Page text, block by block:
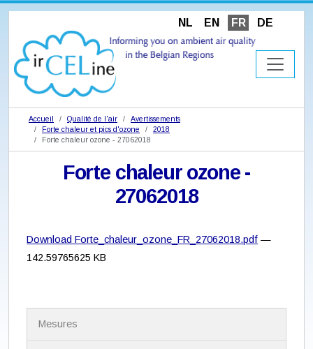
NL EN FR DE
Accueil Qualité de l'air
Avertissements
Forte chaleur et pics d'ozone
2018
Forte chaleur ozone - 27062018
Forte chaleur ozone -
27062018
Download Forte_chaleur_ozone_FR_27062018.pdf —
142.59765625 KB
Mesures